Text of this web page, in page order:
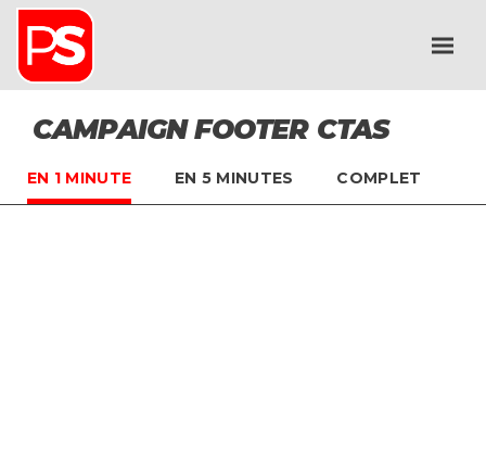
CAMPAIGN FOOTER CTAS
EN 1 MINUTE EN 5 MINUTES COMPLET